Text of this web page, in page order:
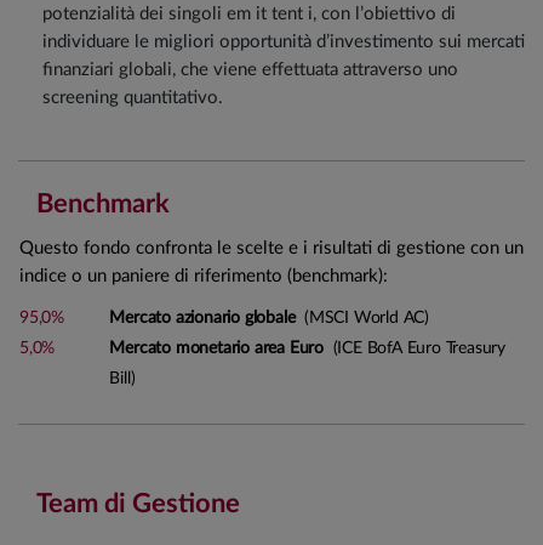
potenzialità dei singoli em it tent i, con l’obiettivo di
individuare le migliori opportunità d’investimento sui mercati
finanziari globali, che viene effettuata attraverso uno
screening quantitativo.
Benchmark
Questo fondo confronta le scelte e i risultati di gestione con un
indice o un paniere di riferimento (benchmark):
95,0% Mercato azionario globale(MSCI World AC)
5,0%
Mercato monetario area Euro (ICE BofA Euro Treasury
Bill)
Team di Gestione